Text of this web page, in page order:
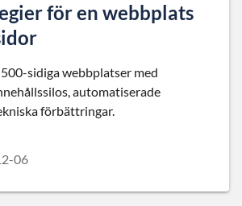
för en webbplats
sidiga webbplatser med
automatiserade
förbättringar.
06